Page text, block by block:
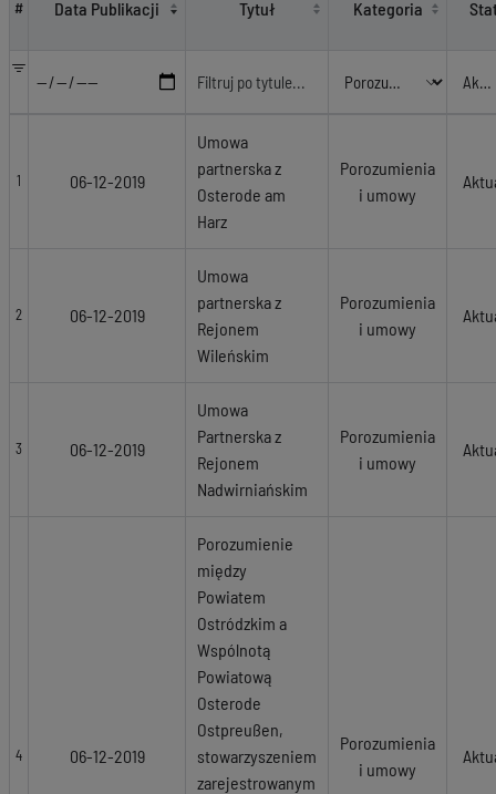
# Data Publikacji Tytuł Kategoria
1 06-12-2019
Umowa
partnerska z
Osterode am
Harz
Porozumienia
i umowy
2 06-12-2019
Umowa
partnerska z
Rejonem
Wileńskim
Porozumienia
i umowy
3 06-12-2019
Umowa
Partnerska z
Rejonem
Nadwirniańskim
Porozumienia
i umowy
4 06-12-2019
Porozumienie
między
Powiatem
Ostródzkim a
Wspólnotą
Powiatową
Osterode
Ostpreußen,
stowarzyszeniem
zarejestrowanym
Porozumienia
i umowy